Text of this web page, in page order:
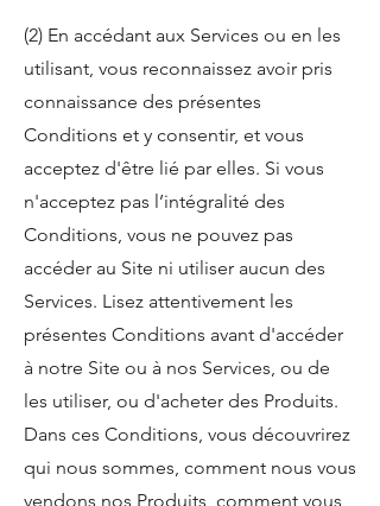
(2) En accédant aux Services ou en les
utilisant, vous reconnaissez avoir pris
connaissance des présentes
Conditions et y consentir, et vous
acceptez d'être lié par elles. Si vous
n'acceptez pas l’intégralité des
Conditions, vous ne pouvez pas
accéder au Site ni utiliser aucun des
Services. Lisez attentivement les
présentes Conditions avant d'accéder
à notre Site ou à nos Services, ou de
les utiliser, ou d'acheter des Produits.
Dans ces Conditions, vous découvrirez
qui nous sommes, comment nous vous
vendons nos Produits, comment vous